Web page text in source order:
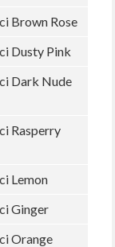
Brown Rose
Dusty Pink
Dark Nude
Rasperry
Lemon
Ginger
Orange